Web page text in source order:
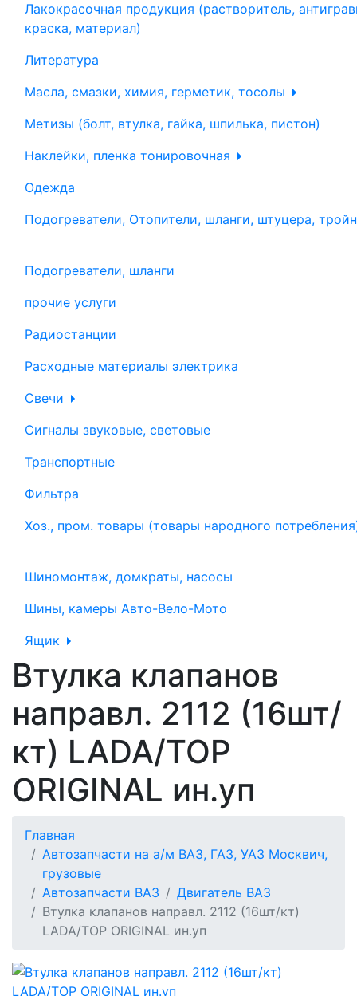
Лакокрасочная продукция (растворитель,
краска, материал)
Литература
Масла, смазки, химия, герметик, тосолы
Метизы (болт, втулка, гайка, шпилька, пистон)
Наклейки, пленка тонировочная
Одежда
Подогреватели, Отопители, шланги, штуцера,
Подогреватели, шланги
прочие услуги
Радиостанции
Расходные материалы электрика
Свечи
Сигналы звуковые, световые
Транспортные
Фильтра
Хоз., пром. товары (товары народного
Шиномонтаж, домкраты, насосы
Шины, камеры Авто-Вело-Мото
Ящик
Втулка клапанов
направл. 2112 (16шт/
кт) LADA/TOP
ORIGINAL ин.уп
Главная
Автозапчасти на а/м ВАЗ, ГАЗ, УАЗ Москвич,
грузовые
Автозапчасти ВАЗ
Двигатель ВАЗ
Втулка клапанов направл. 2112 (16шт/кт)
LADA/TOP ORIGINAL ин.уп